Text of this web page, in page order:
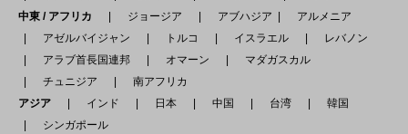
中東 / アフリカ
ジョージア アブハジア
アルメニア
アゼルバイジャン
トルコ イスラエル
レバノン
アラブ首長国連邦
オマーン
マダガスカル
チュニジア
南アフリカ
アジア
インド 日本 中国 台湾
韓国
シンガポール